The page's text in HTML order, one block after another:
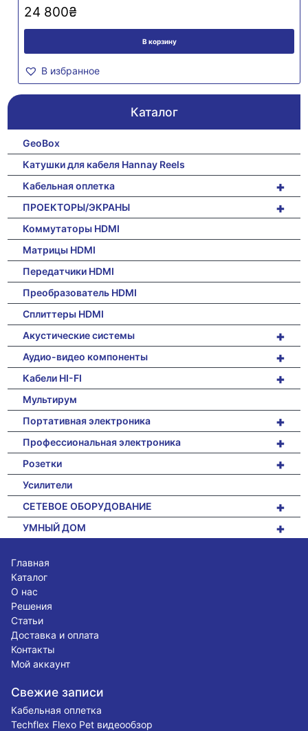
24 800₴
В корзину
В избранное
Каталог
GeoBox
Катушки для кабеля Hannay Reels
+
Кабельная оплетка
+
ПРОЕКТОРЫ/ЭКРАНЫ
Коммутаторы HDMI
Матрицы HDMI
Передатчики HDMI
Преобразователь HDMI
Сплиттеры HDMI
+
Акустические системы
+
Аудио-видео компоненты
+
Кабели HI-FI
Мультирум
+
Портативная электроника
+
Профессиональная электроника
+
Розетки
Усилители
+
СЕТЕВОЕ ОБОРУДОВАНИЕ
+
УМНЫЙ ДОМ
Главная
Каталог
О нас
Решения
Статьи
Доставка и оплата
Контакты
Мой аккаунт
Свежие записи
Кабельная оплетка
Techflex Flexo Pet видеообзор